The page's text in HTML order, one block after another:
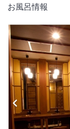
お風呂情報